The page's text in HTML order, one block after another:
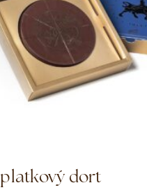
Oplatkový dort